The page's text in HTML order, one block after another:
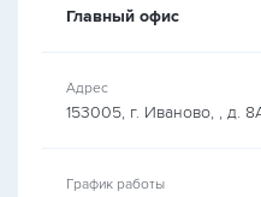
Главный офис
Адрес
153005, г. Иваново, , д.
График работы